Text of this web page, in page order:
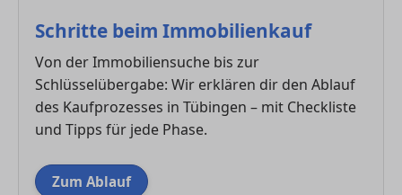
Schritte beim Immobilienkauf
Von der Immobiliensuche bis zur
Schlüsselübergabe: Wir erklären dir den Ablauf
des Kaufprozesses in Tübingen – mit Checkliste
und Tipps für jede Phase.
Zum Ablauf